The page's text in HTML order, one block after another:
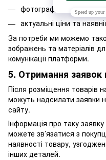
фотографії товарів
актуальні ціни та
За потреби ми можемо
зображень та матеріалів
комунікації платформи.
5. Отримання заявок
Після розміщення товарів
можуть надсилати заявки
сайту.
Інформація про таку
можете зв’язатися з
наявності товару,
інших деталей.